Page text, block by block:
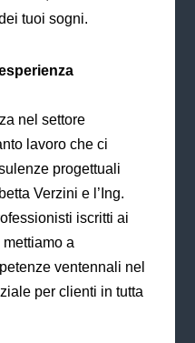
tuoi sogni.
nel settore
lavoro che ci
progettuali
Verzini e l’Ing.
iscritti ai
a
ventennali nel
per clienti in tutta